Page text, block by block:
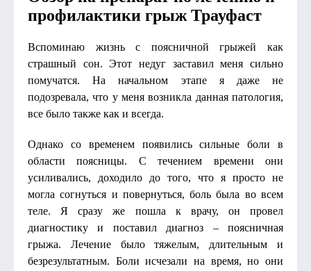
профилактики грыж Трауфаст
Вспоминаю жизнь с поясничной грыжей как
страшный сон. Этот недуг заставил меня сильно
помучатся. На начальном этапе я даже не
подозревала, что у меня возникла данная патология,
все было также как и всегда.
Однако со временем появились сильные боли в
области поясницы. С течением времени они
усиливались, доходило до того, что я просто не
могла согнуться и повернуться, боль была во всем
теле. Я сразу же пошла к врачу, он провел
диагностику и поставил диагноз – поясничная
грыжа. Лечение было тяжелым, длительным и
безрезультатным. Боли исчезали на время, но они